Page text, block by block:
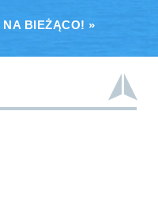
BIEŻĄCO! »